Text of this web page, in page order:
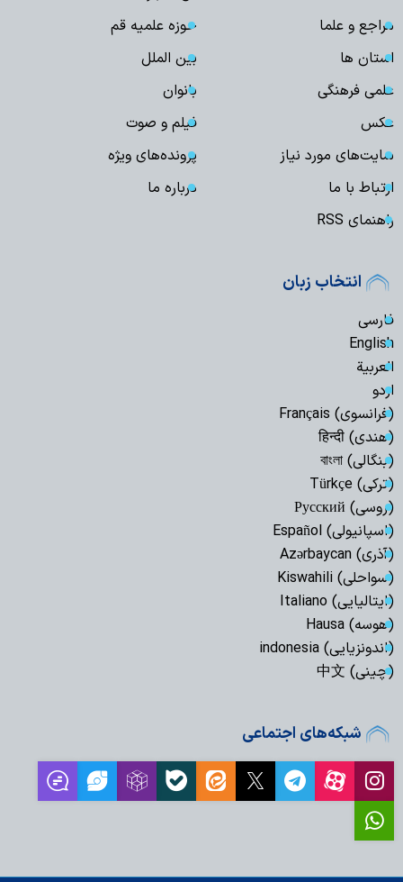
مراجع و علما
حوزه علمیه قم
استان ها
بین الملل
علمی فرهنگی
بانوان
عکس
فیلم و صوت
سایت‌های مورد نیاز
پرونده‌های ویژه
ارتباط با ما
درباره ما
راهنمای RSS
انتخاب زبان
فارسی
English
العربیة
اردو
(فرانسوی) Français
(هندی) हिन्दी
(بنگالی) বাংলা
(ترکی) Türkçe
(روسی) Русский
(اسپانیولی) Español
(آذری) Azərbaycan
(سواحلی) Kiswahili
(ایتالیایی) Italiano
(هوسه) Hausa
(اندونزیایی) indonesia
(چینی) 中文
شبکه‌های اجتماعی